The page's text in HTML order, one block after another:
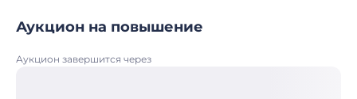
Аукцион на повышение
Аукцион завершится через